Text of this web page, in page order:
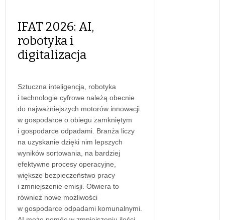
IFAT 2026: AI,
robotyka i
digitalizacja
Sztuczna inteligencja, robotyka
i technologie cyfrowe należą obecnie
do najważniejszych motorów innowacji
w gospodarce o obiegu zamkniętym
i gospodarce odpadami. Branża liczy
na uzyskanie dzięki nim lepszych
wyników sortowania, na bardziej
efektywne procesy operacyjne,
większe bezpieczeństwo pracy
i zmniejszenie emisji. Otwiera to
również nowe możliwości
w gospodarce odpadami komunalnymi.